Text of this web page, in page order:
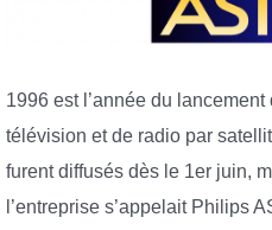
1996 est l’année du
télévision et de radio par
furent diffusés dès le 1er juin,
l’entreprise s’appelait Philips